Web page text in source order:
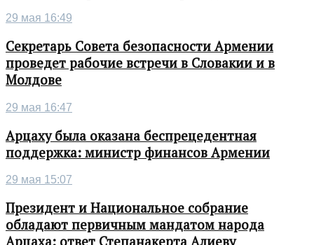
29 мая 16:49
Секретарь Совета безопасности Армении
проведет рабочие встречи в Словакии и в
Молдове
29 мая 16:47
Арцаху была оказана беспрецедентная
поддержка: министр финансов Армении
29 мая 15:07
Президент и Национальное собрание
обладают первичным мандатом народа
Арцаха: ответ Степанакерта Алиеву